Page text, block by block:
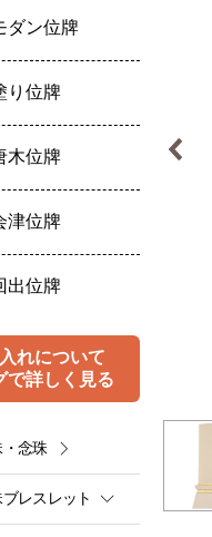
ダン位牌
り位牌
木位牌
津位牌
出位牌
れについて
で詳しく見る
念珠
レスレット